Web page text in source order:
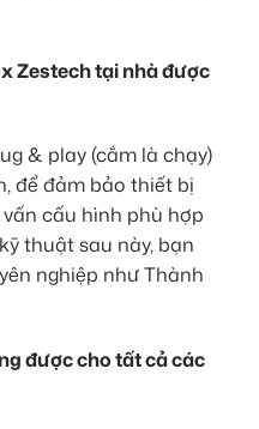
Zestech tại nhà được
& play (cắm là chạy)
để đảm bảo thiết bị
cấu hình phù hợp
thuật sau này, bạn
nghiệp như Thành
được cho tất cả các